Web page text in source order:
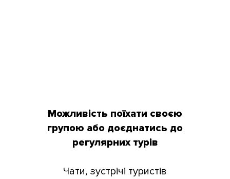
Можливість поїхати своєю
групою або доєднатись до
регулярних турів
Чати, зустрічі туристів